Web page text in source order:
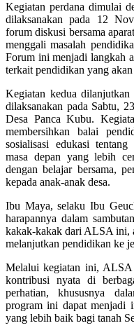
Kegiatan perdana dimulai
dilaksanakan pada 12
forum diskusi bersama
menggali masalah
Forum ini menjadi langkah
terkait pendidikan yang
Kegiatan kedua dilanjutkan
dilaksanakan pada Sabtu,
Desa Panca Kubu.
membersihkan balai
sosialisasi edukasi
masa depan yang lebih
dengan belajar bersama,
kepada anak-anak desa.
Ibu Maya, selaku Ibu
harapannya dalam
kakak-kakak dari ALSA ini,
melanjutkan pendidikan ke
Melalui kegiatan ini,
kontribusi nyata di
perhatian, khususnya
program ini dapat menjadi
yang lebih baik bagi tanah